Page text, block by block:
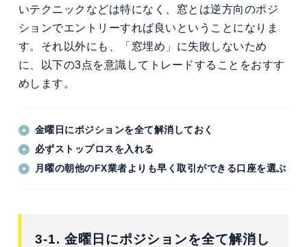
いテクニックなどは特になく、窓とは逆方向のポジ
ションでエントリーすれば良いということになりま
す。それ以外にも、「窓埋め」に失敗しないため
に、以下の3点を意識してトレードすることをおすす
めします。
金曜日にポジションを全て解消しておく
必ずストップロスを入れる
月曜の朝他のFX業者よりも早く取引ができる口座を選ぶ
3-1. 金曜日にポジションを全て解消し